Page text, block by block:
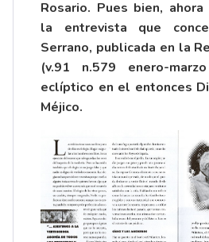
Rosario. Pues bien,
la entrevista que
Serrano, publicada en la
(v.91 n.579 enero-
eclíptico en el entonces
Méjico.